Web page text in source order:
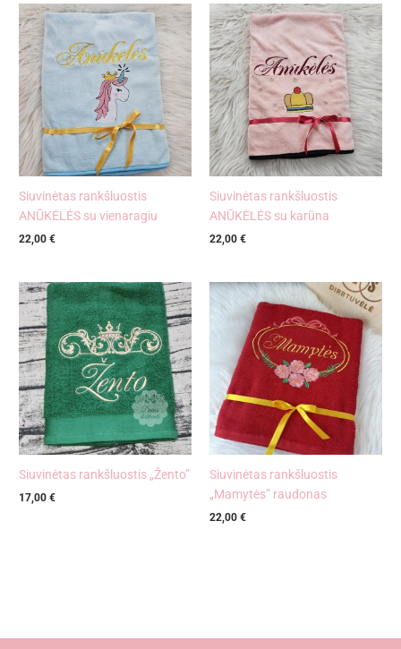
Siuvinėtas rankšluostis
ANŪKĖLĖS su vienaragiu
22,00€
Siuvinėtas rankšluostis
ANŪKĖLĖS su karūna
22,00 €
Siuvinėtas rankšluostis „Žento”
17,00€
Siuvinėtas rankšluostis
„Mamytės” raudonas
22,00 €